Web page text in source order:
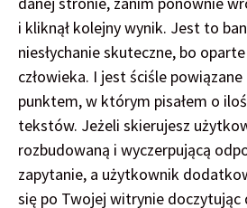
i kliknął kolejny wynik. Jest to
niesłychanie skuteczne, bo
człowieka. I jest ściśle
punktem, w którym pisałem o
tekstów. Jeżeli skierujesz
rozbudowaną i wyczerpującą
zapytanie, a użytkownik
się po Twojej witrynie doczytując